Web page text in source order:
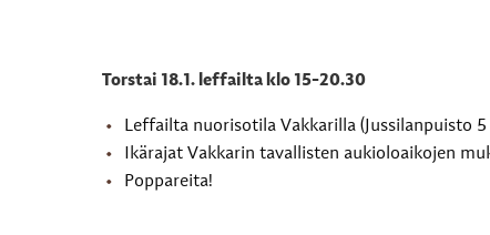
Torstai 18.1. leffailta klo 15-20.30
Leffailta nuorisotila Vakkarilla (Jussilanpuisto 5
Ikärajat Vakkarin tavallisten aukioloaikojen
Poppareita!